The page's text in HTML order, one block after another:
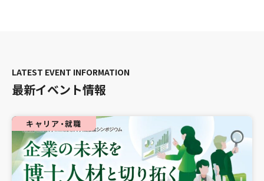
最新イベント情報
キャリア・就職